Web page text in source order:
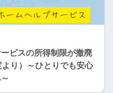
ビスの所得制限が撤廃
り）～ひとりでも安心